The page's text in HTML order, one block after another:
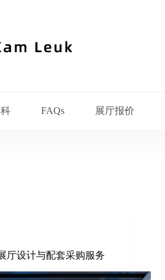
FAQs 展厅报价
厅设计与配套采购服务